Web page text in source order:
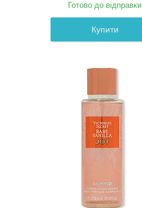
Готово до відправки
Купити